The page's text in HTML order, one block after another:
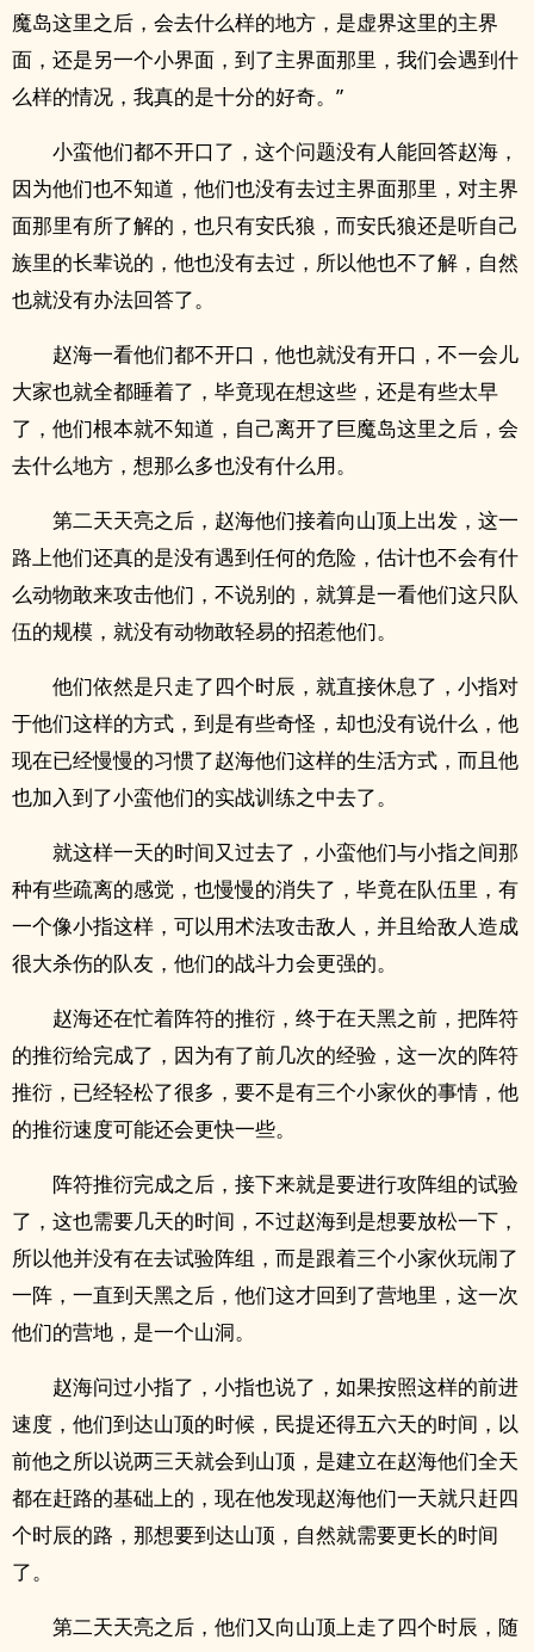
魔岛这里之后，会去什么样的地方，是虚界这里的主界
面，还是另一个小界面，到了主界面那里，我们会遇到什
么样的情况，我真的是十分的好奇。”
小蛮他们都不开口了，这个问题没有人能回答赵海，
因为他们也不知道，他们也没有去过主界面那里，对主界
面那里有所了解的，也只有安氏狼，而安氏狼还是听自己
族里的长辈说的，他也没有去过，所以他也不了解，自然
也就没有办法回答了。
赵海一看他们都不开口，他也就没有开口，不一会儿
大家也就全都睡着了，毕竟现在想这些，还是有些太早
了，他们根本就不知道，自己离开了巨魔岛这里之后，会
去什么地方，想那么多也没有什么用。
第二天天亮之后，赵海他们接着向山顶上出发，这一
路上他们还真的是没有遇到任何的危险，估计也不会有什
么动物敢来攻击他们，不说别的，就算是一看他们这只队
伍的规模，就没有动物敢轻易的招惹他们。
他们依然是只走了四个时辰，就直接休息了，小指对
于他们这样的方式，到是有些奇怪，却也没有说什么，他
现在已经慢慢的习惯了赵海他们这样的生活方式，而且他
也加入到了小蛮他们的实战训练之中去了。
就这样一天的时间又过去了，小蛮他们与小指之间那
种有些疏离的感觉，也慢慢的消失了，毕竟在队伍里，有
一个像小指这样，可以用术法攻击敌人，并且给敌人造成
很大杀伤的队友，他们的战斗力会更强的。
赵海还在忙着阵符的推衍，终于在天黑之前，把阵符
的推衍给完成了，因为有了前几次的经验，这一次的阵符
推衍，已经轻松了很多，要不是有三个小家伙的事情，他
的推衍速度可能还会更快一些。
阵符推衍完成之后，接下来就是要进行攻阵组的试验
了，这也需要几天的时间，不过赵海到是想要放松一下，
所以他并没有在去试验阵组，而是跟着三个小家伙玩闹了
一阵，一直到天黑之后，他们这才回到了营地里，这一次
他们的营地，是一个山洞。
赵海问过小指了，小指也说了，如果按照这样的前进
速度，他们到达山顶的时候，民提还得五六天的时间，以
前他之所以说两三天就会到山顶，是建立在赵海他们全天
都在赶路的基础上的，现在他发现赵海他们一天就只赶四
个时辰的路，那想要到达山顶，自然就需要更长的时间
了。
第二天天亮之后，他们又向山顶上走了四个时辰，随